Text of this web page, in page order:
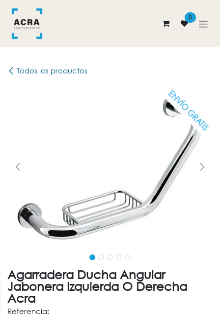
0
Todos los productos
ENVÍO GRATIS
Agarradera Ducha Angular
Jabonera Izquierda O Derecha
Acra
Referencia: